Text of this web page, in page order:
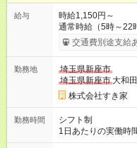
給与
時給1,150円～
通常時給（5時～22
1563円 高校生時給：1150円 【特別手当】早
00）時給+150円 【試用期間】試用期間あり 試用期間の長さ：1
30日（※条件変更な
ただきます。 研修
交通費別途支給
勤務地
埼玉県新座市
埼玉県新座市 大和
株式会社すき家
勤務時間
シフト制
1日あたりの実働時
2h～OK ＜シフト例